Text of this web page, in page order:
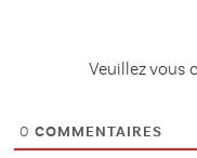
Veuillez vous
0 COMMENTAIRES